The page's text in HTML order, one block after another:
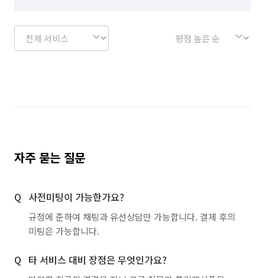
자주 묻는 질문
사전미팅이 가능한가요?
규정에 준하여 채팅과 유선상담만 가능합니다. 결제 후의
미팅은 가능합니다.
타 서비스 대비 장점은 무엇인가요?